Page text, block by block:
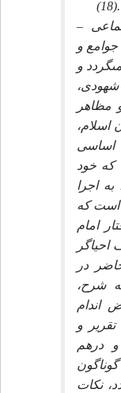
–
و
و
مظاهر
اسلام،
اساسى
كه خود
اجرا
است كه
امام
در
شرح،
اندام
و
و درهم
نكات